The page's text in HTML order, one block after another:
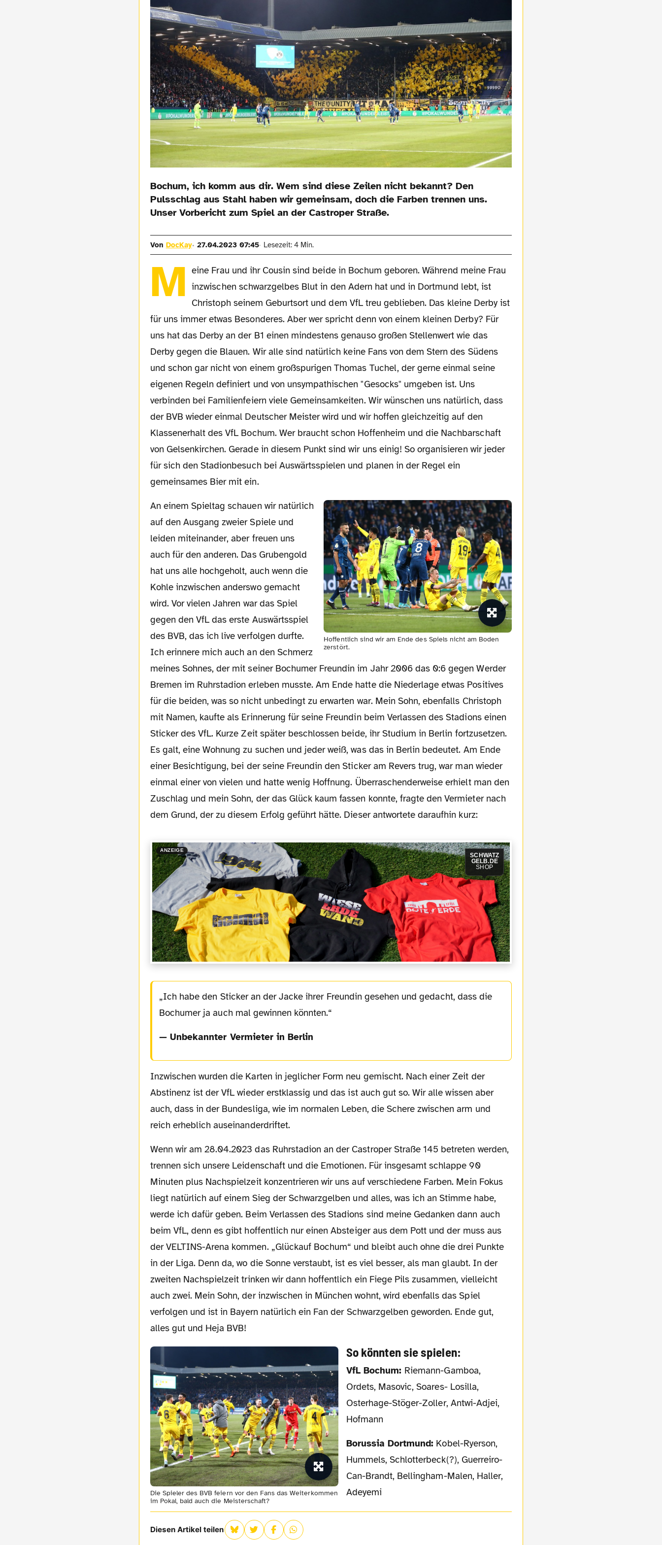
Bochum, ich komm aus dir. Wem sind diese Zeilen nicht bekannt? Den
Pulsschlag aus Stahl haben wir gemeinsam, doch die Farben trennen uns.
Unser Vorbericht zum Spiel an der Castroper Straße.
Von DocKay 27.04.2023 07:45 Lesezeit: 4 Min.
M eine Frau und ihr Cousin sind beide in Bochum geboren. Während meine Frau
inzwischen schwarzgelbes Blut in den Adern hat und in Dortmund lebt, ist
Christoph seinem Geburtsort und dem VfL treu geblieben. Das kleine Derby ist
für uns immer etwas Besonderes. Aber wer spricht denn von einem kleinen Derby? Für
uns hat das Derby an der B1 einen mindestens genauso großen Stellenwert wie das
Derby gegen die Blauen. Wir alle sind natürlich keine Fans von dem Stern des Südens
und schon gar nicht von einem großspurigen Thomas Tuchel, der gerne einmal seine
eigenen Regeln definiert und von unsympathischen "Gesocks" umgeben ist. Uns
verbinden bei Familienfeiern viele Gemeinsamkeiten. Wir wünschen uns natürlich, dass
der BVB wieder einmal Deutscher Meister wird und wir hoffen gleichzeitig auf den
Klassenerhalt des VfL Bochum. Wer braucht schon Hoffenheim und die Nachbarschaft
von Gelsenkirchen. Gerade in diesem Punkt sind wir uns einig! So organisieren wir jeder
für sich den Stadionbesuch bei Auswärtsspielen und planen in der Regel ein
gemeinsames Bier mit ein.
Hoffentlich sind wir am Ende des Spiels nicht am Boden
zerstört.
An einem Spieltag schauen wir natürlich
auf den Ausgang zweier Spiele und
leiden miteinander, aber freuen uns
auch für den anderen. Das Grubengold
hat uns alle hochgeholt, auch wenn die
Kohle inzwischen anderswo gemacht
wird. Vor vielen Jahren war das Spiel
gegen den VfL das erste Auswärtsspiel
des BVB, das ich live verfolgen durfte.
Ich erinnere mich auch an den Schmerz
meines Sohnes, der mit seiner Bochumer Freundin im Jahr 2006 das 0:6 gegen Werder
Bremen im Ruhrstadion erleben musste. Am Ende hatte die Niederlage etwas Positives
für die beiden, was so nicht unbedingt zu erwarten war. Mein Sohn, ebenfalls Christoph
mit Namen, kaufte als Erinnerung für seine Freundin beim Verlassen des Stadions einen
Sticker des VfL. Kurze Zeit später beschlossen beide, ihr Studium in Berlin fortzusetzen.
Es galt, eine Wohnung zu suchen und jeder weiß, was das in Berlin bedeutet. Am Ende
einer Besichtigung, bei der seine Freundin den Sticker am Revers trug, war man wieder
einmal einer von vielen und hatte wenig Hoffnung. Überraschenderweise erhielt man den
Zuschlag und mein Sohn, der das Glück kaum fassen konnte, fragte den Vermieter nach
dem Grund, der zu diesem Erfolg geführt hätte. Dieser antwortete daraufhin kurz:
ANZEIGE
SCHWATZ
GELB.DE
SHOP
Ich habe den Sticker an der Jacke ihrer Freundin gesehen und gedacht, dass die
Bochumer ja auch mal gewinnen könnten.
— Unbekannter Vermieter in Berlin
Inzwischen wurden die Karten in jeglicher Form neu gemischt. Nach einer Zeit der
Abstinenz ist der VfL wieder erstklassig und das ist auch gut so. Wir alle wissen aber
auch, dass in der Bundesliga, wie im normalen Leben, die Schere zwischen arm und
reich erheblich auseinanderdriftet.
Wenn wir am 28.04.2023 das Ruhrstadion an der Castroper Straße 145 betreten werden,
trennen sich unsere Leidenschaft und die Emotionen. Für insgesamt schlappe 90
Minuten plus Nachspielzeit konzentrieren wir uns auf verschiedene Farben. Mein Fokus
liegt natürlich auf einem Sieg der Schwarzgelben und alles, was ich an Stimme habe,
werde ich dafür geben. Beim Verlassen des Stadions sind meine Gedanken dann auch
beim VfL, denn es gibt hoffentlich nur einen Absteiger aus dem Pott und der muss aus
der VELTINS-Arena kommen. „Glückauf Bochum“ und bleibt auch ohne die drei Punkte
in der Liga. Denn da, wo die Sonne verstaubt, ist es viel besser, als man glaubt. In der
zweiten Nachspielzeit trinken wir dann hoffentlich ein Fiege Pils zusammen, vielleicht
auch zwei. Mein Sohn, der inzwischen in München wohnt, wird ebenfalls das Spiel
verfolgen und ist in Bayern natürlich ein Fan der Schwarzgelben geworden. Ende gut,
alles gut und Heja BVB!
Die Spieler des BVB feiern vor den Fans das Weiterkommen
im Pokal, bald auch die Meisterschaft?
So könnten sie spielen:
VfL Bochum: Riemann-Gamboa,
Ordets, Masovic, Soares- Losilla,
Osterhage-Stöger-Zoller, Antwi-Adjei,
Hofmann
Borussia Dortmund: Kobel-Ryerson,
Hummels, Schlotterbeck(?), Guerreiro-
Can-Brandt, Bellingham-Malen, Haller,
Adeyemi
Diesen Artikel teilen